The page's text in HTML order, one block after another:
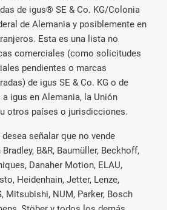
de igus® SE & Co. KG/Colonia
de Alemania y posiblemente en
Esta es una lista no
comerciales (como solicitudes
pendientes o marcas
de igus SE & Co. KG o de
igus en Alemania, la Unión
u otros países o jurisdicciones.
señalar que no vende
B&R, Baumüller, Beckhoff,
Danaher Motion, ELAU,
Heidenhain, Jetter, Lenze,
Mitsubishi, NUM, Parker, Bosch